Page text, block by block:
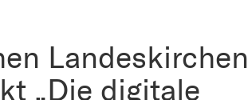
Landeskirchen
„Die digitale